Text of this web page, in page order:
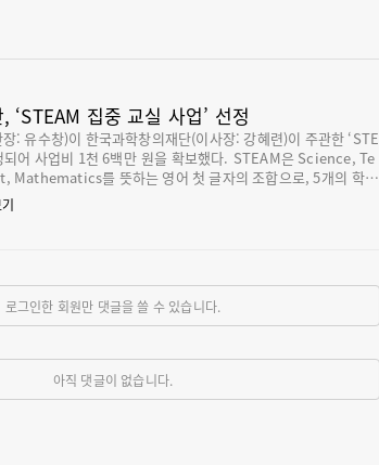
‘STEAM 집중 교실 사업’ 선정
: 유수창)이 한국과학창의재단(이사장: 강혜련)이 주관한 ‘STE
1천 6백만 원을 확보했다. STEAM은 Science, Te
를 뜻하는 영어 첫 글자의 조합으로, 5개의 학문
생활과학교실사업단은 군산
설에 소속된 초등학생 4~6학년 1백 명을 대상으로 총 5회에 걸
로그인한 회원만 댓글을 쓸 수 있습니다.
아직 댓글이 없습니다.